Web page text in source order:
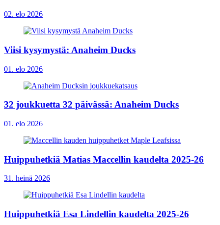
02. elo 2026
Viisi kysymystä: Anaheim Ducks
01. elo 2026
32 joukkuetta 32 päivässä: Anaheim Ducks
01. elo 2026
Huippuhetkiä Matias Maccellin kaudelta 2025-26
31. heinä 2026
Huippuhetkiä Esa Lindellin kaudelta 2025-26